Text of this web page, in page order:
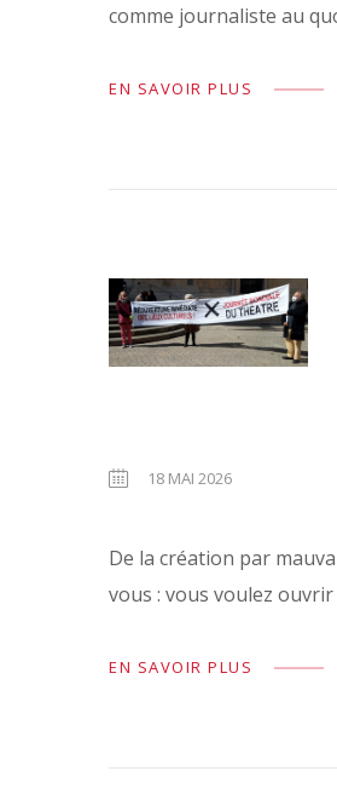
comme journaliste au
EN SAVOIR PLUS
18 MAI 2026
De la création par
vous : vous voulez ouvrir
EN SAVOIR PLUS